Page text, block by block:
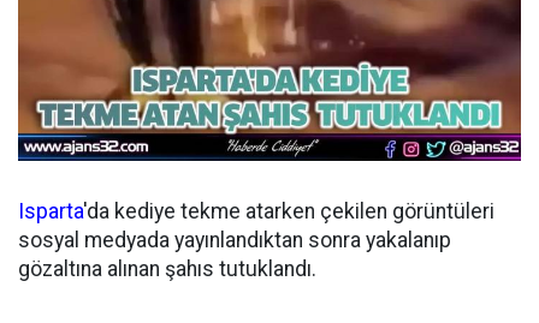
Isparta'da kediye tekme atarken çekilen görüntüleri
sosyal medyada yayınlandıktan sonra yakalanıp
gözaltına alınan şahıs tutuklandı.